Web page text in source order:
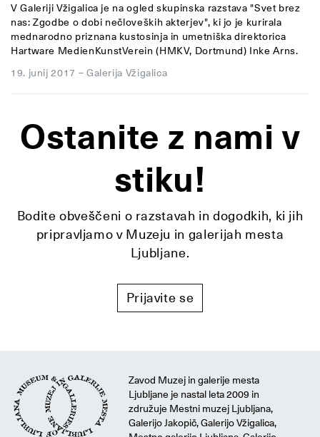
V Galeriji Vžigalica je na ogled skupinska razstava "Svet brez
nas: Zgodbe o dobi nečloveških akterjev", ki jo je kurirala
mednarodno priznana kustosinja in umetniška direktorica
Hartware MedienKunstVerein (HMKV, Dortmund) Inke Arns.
19. junij 2017 – Galerija Vžigalica
Ostanite z nami v
stiku!
Bodite obveščeni o razstavah in dogodkih, ki jih
pripravljamo v Muzeju in galerijah mesta
Ljubljane.
Prijavite se
Zavod Muzej in galerije mesta
Ljubljane je nastal leta 2009 in
združuje Mestni muzej Ljubljana,
Galerijo Jakopič, Galerijo Vžigalica,